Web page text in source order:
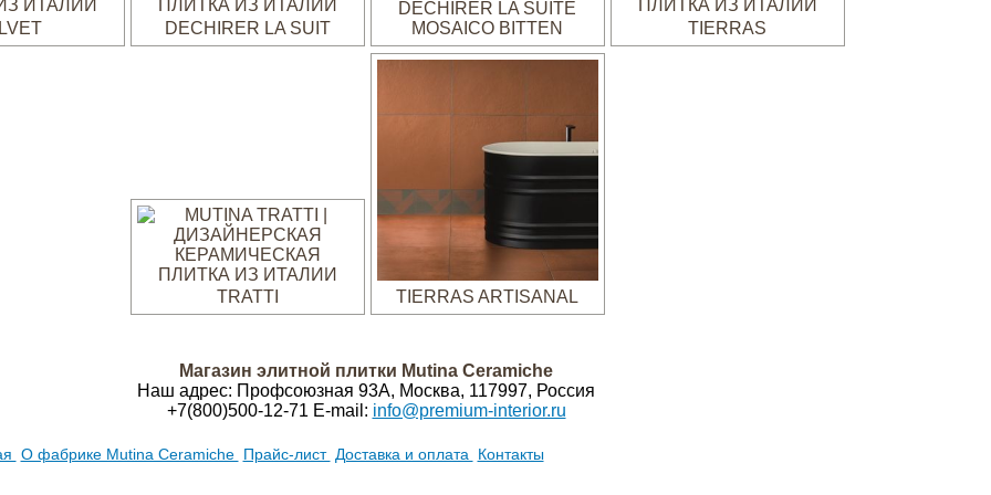
DECHIRER LA SUIT
DECHIRER LA SUITE
MOSAICO BITTEN
TIERRAS
TRATTI TIERRAS ARTISANAL
Магазин элитной плитки Mutina Ceramiche
Наш адрес: Профсоюзная 93А, Москва, 117997, Россия
+7(800)500-12-71 E-mail: info@premium-interior.ru
О фабрике Mutina Ceramiche Прайс-лист Доставка и оплата Контакты